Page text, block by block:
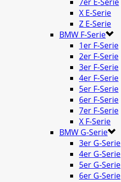
X E-Serie
Z E-Serie
BMW F-Serie
1er F-Serie
2er F-Serie
3er F-Serie
4er F-Serie
5er F-Serie
6er F-Serie
7er F-Serie
X F-Serie
BMW G-Serie
3er G-Serie
4er G-Serie
5er G-Serie
6er G-Serie